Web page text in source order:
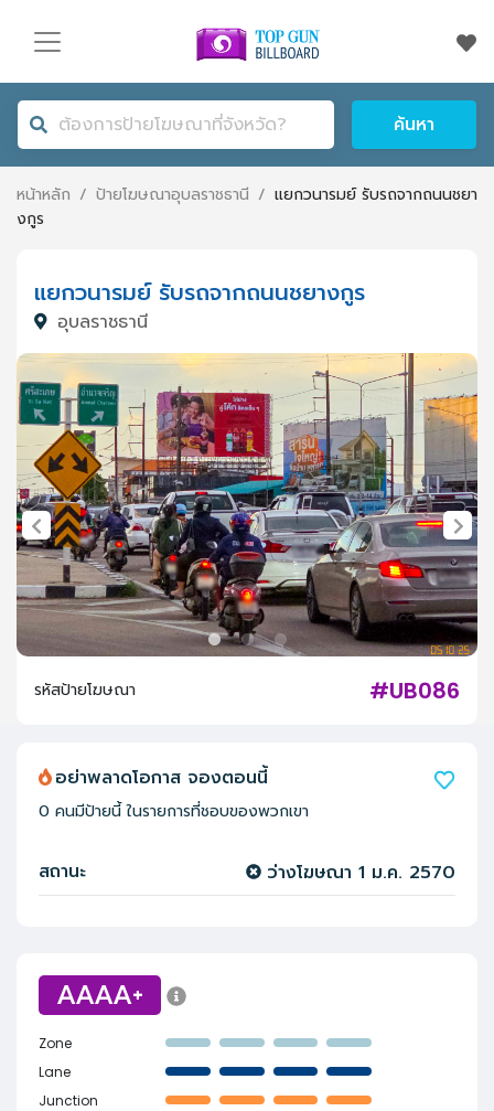
ค้นหา
หน้าหลัก / ป้ายโฆษณาอุบลราชธานี / แยกวนารมย์ รับรถจากถนนชยา
งกูร
แยกวนารมย์ รับรถจากถนนชยางกูร
อุบลราชธานี
#UB086
รหัสป้ายโฆษณา
AAAA+
Zone
Lane
Junction
อย่าพลาดโอกาส จองตอนนี้
0 คนมีป้ายนี้ ในรายการที่ชอบของพวกเขา
สถานะ ว่างโฆษณา 1 ม.ค. 2570